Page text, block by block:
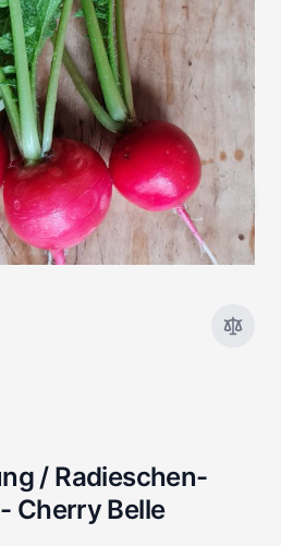
3971
3,20 €
Menge
/ Radieschen-
Cherry Belle